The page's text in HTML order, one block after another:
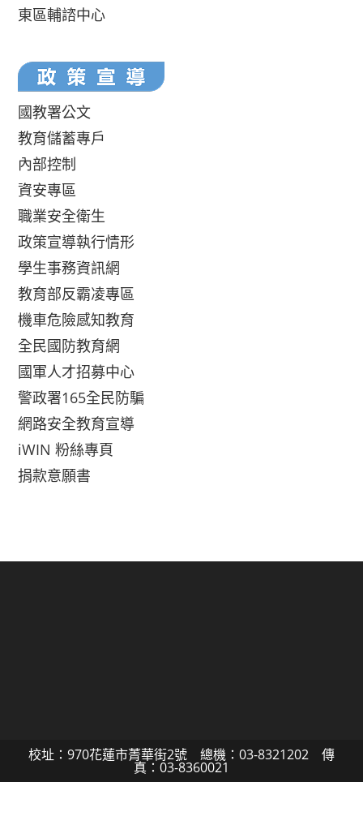
東區輔諮中心
國教署公文
教育儲蓄專戶
內部控制
資安專區
職業安全衛生
政策宣導執行情形
學生事務資訊網
教育部反霸凌專區
機車危險感知教育
全民國防教育網
國軍人才招募中心
警政署165全民防騙
網路安全教育宣導
iWIN 粉絲專頁
捐款意願書
校址：970花蓮市菁華街2號 總機：03-8321202 傳
真：03-8360021